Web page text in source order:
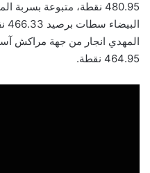
480.95 نقطة، متبوعة
المهدي انجار من جهة مراكش
464.95 نقطة.